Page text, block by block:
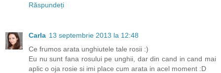
Răspundeți
Carla 13 septembrie 2013 la 12:48
Ce frumos arata unghiutele tale rosii :)
Eu nu sunt fana rosului pe unghii, dar din cand in cand mai
aplic o oja rosie si imi place cum arata in acel moment :D